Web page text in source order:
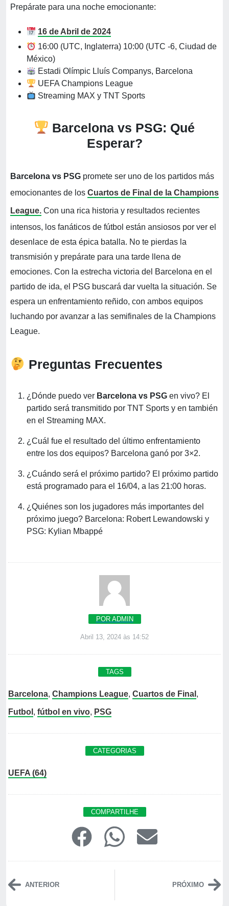
Prepárate para una noche emocionante:
16 de Abril de 2024
16:00 (UTC, Inglaterra) 10:00 (UTC -6, Ciudad de
México)
Estadi Olímpic Lluís Companys, Barcelona
UEFA Champions League
Streaming MAX y TNT Sports
Barcelona vs PSG: Qué
Esperar?
Barcelona vs PSG promete ser uno de los partidos más
emocionantes de los Cuartos de Final de la Champions
League. Con una rica historia y resultados recientes
intensos, los fanáticos de fútbol están ansiosos por ver el
desenlace de esta épica batalla. No te pierdas la
transmisión y prepárate para una tarde llena de
emociones. Con la estrecha victoria del Barcelona en el
partido de ida, el PSG buscará dar vuelta la situación. Se
espera un enfrentamiento reñido, con ambos equipos
luchando por avanzar a las semifinales de la Champions
League.
Preguntas Frecuentes
¿Dónde puedo ver Barcelona vs PSG en vivo? El
partido será transmitido por TNT Sports y en también
en el Streaming MAX.
¿Cuál fue el resultado del último enfrentamiento
entre los dos equipos? Barcelona ganó por 3×2.
¿Cuándo será el próximo partido? El próximo partido
está programado para el 16/04, a las 21:00 horas.
¿Quiénes son los jugadores más importantes del
próximo juego? Barcelona: Robert Lewandowski y
PSG: Kylian Mbappé
POR ADMIN
Abril 13, 2024 às 14:52
TAGS
Barcelona, Champions League, Cuartos de Final ,
Futbol , fútbol en vivo, PSG
CATEGORIAS
UEFA (64)
COMPARTILHE
ANTERIOR PRÓXIMO